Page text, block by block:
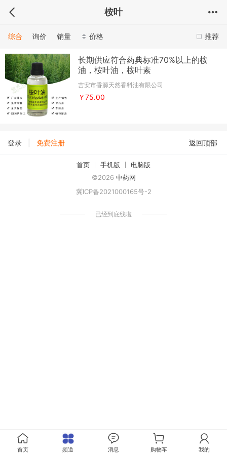
桉叶
推荐
综合 询价 销量 价格
长期供应符合药典标准70%以上的桉
油，桉叶油，桉叶素
吉安市香源天然香料油有限公司
￥75.00
登录 免费注册 返回顶部
首页 手机版
电脑版
©2026 中药网
冀ICP备2021000165号-2
已经到底线啦
首页 频道 消息 购物车 我的